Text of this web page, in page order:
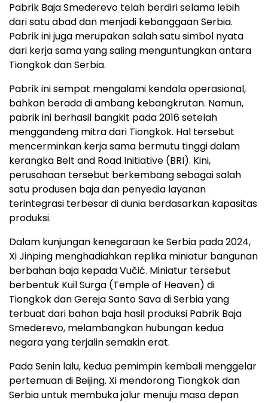
Pabrik Baja Smederevo telah berdiri selama lebih
dari satu abad dan menjadi kebanggaan Serbia.
Pabrik ini juga merupakan salah satu simbol nyata
dari kerja sama yang saling menguntungkan antara
Tiongkok dan Serbia.
Pabrik ini sempat mengalami kendala operasional,
bahkan berada di ambang kebangkrutan. Namun,
pabrik ini berhasil bangkit pada 2016 setelah
menggandeng mitra dari Tiongkok. Hal tersebut
mencerminkan kerja sama bermutu tinggi dalam
kerangka Belt and Road Initiative (BRI). Kini,
perusahaan tersebut berkembang sebagai salah
satu produsen baja dan penyedia layanan
terintegrasi terbesar di dunia berdasarkan kapasitas
produksi.
Dalam kunjungan kenegaraan ke Serbia pada 2024,
Xi Jinping menghadiahkan replika miniatur bangunan
berbahan baja kepada Vučić. Miniatur tersebut
berbentuk Kuil Surga (Temple of Heaven) di
Tiongkok dan Gereja Santo Sava di Serbia yang
terbuat dari bahan baja hasil produksi Pabrik Baja
Smederevo, melambangkan hubungan kedua
negara yang terjalin semakin erat.
Pada Senin lalu, kedua pemimpin kembali menggelar
pertemuan di Beijing. Xi mendorong Tiongkok dan
Serbia untuk membuka jalur menuju masa depan